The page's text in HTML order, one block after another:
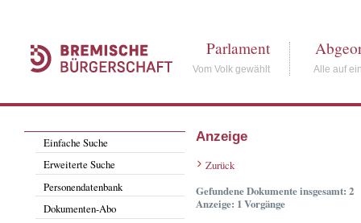
Parlament
Vom Volk gewählt Alle auf
Einfache Suche
Erweiterte Suche
Personendatenbank
Dokumenten-Abo
Anzeige
Zurück
Gefundene Dokumente insgesamt: 2
Anzeige: 1 Vorgänge